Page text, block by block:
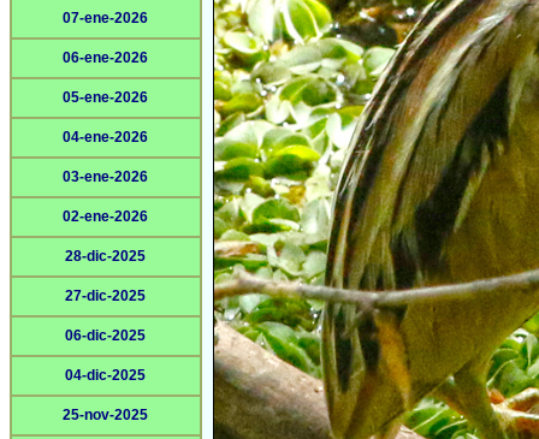
07-ene-2026
06-ene-2026
05-ene-2026
04-ene-2026
03-ene-2026
02-ene-2026
28-dic-2025
27-dic-2025
06-dic-2025
04-dic-2025
25-nov-2025